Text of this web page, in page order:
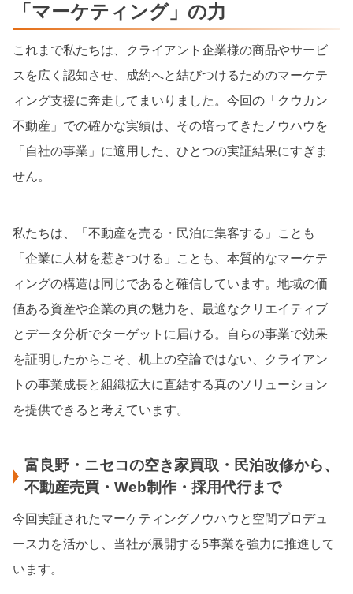
「マーケティング」の力
これまで私たちは、クライアント企業様の商品やサービ
スを広く認知させ、成約へと結びつけるためのマーケテ
ィング支援に奔走してまいりました。今回の「クウカン
不動産」での確かな実績は、その培ってきたノウハウを
「自社の事業」に適用した、ひとつの実証結果にすぎま
せん。
私たちは、「不動産を売る・民泊に集客する」ことも
「企業に人材を惹きつける」ことも、本質的なマーケテ
ィングの構造は同じであると確信しています。地域の価
値ある資産や企業の真の魅力を、最適なクリエイティブ
とデータ分析でターゲットに届ける。自らの事業で効果
を証明したからこそ、机上の空論ではない、クライアン
トの事業成長と組織拡大に直結する真のソリューション
を提供できると考えています。
富良野・ニセコの空き家買取・民泊改修から、
不動産売買・Web制作・採用代行まで
今回実証されたマーケティングノウハウと空間プロデュ
ース力を活かし、当社が展開する5事業を強力に推進して
います。